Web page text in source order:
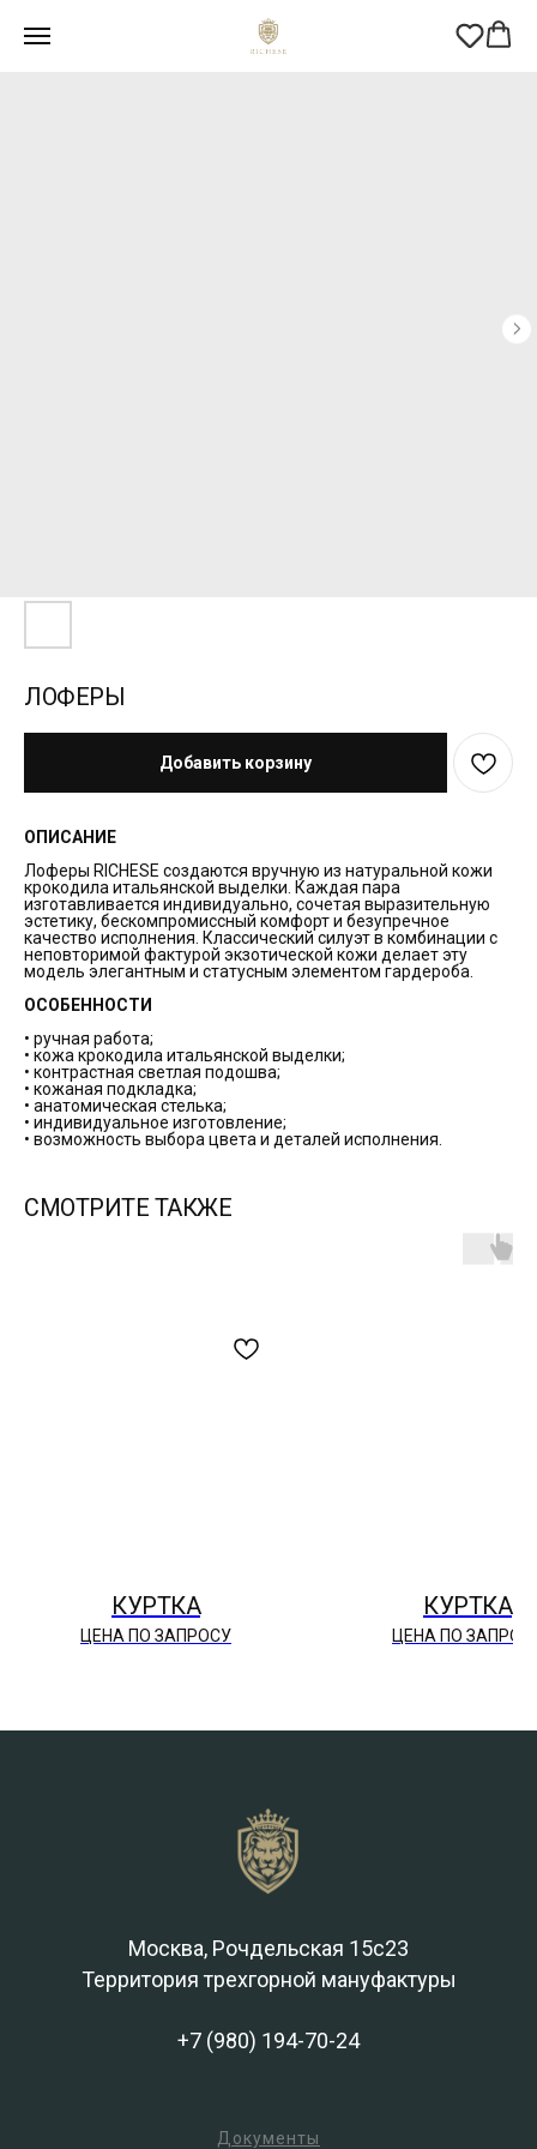
ЛОФЕРЫ
Добавить корзину
ОПИСАНИЕ
Лоферы RICHESE создаются вручную из натуральной кожи
крокодила итальянской выделки. Каждая пара
изготавливается индивидуально, сочетая выразительную
эстетику, бескомпромиссный комфорт и безупречное
качество исполнения. Классический силуэт в комбинации с
неповторимой фактурой экзотической кожи делает эту
модель элегантным и статусным элементом гардероба.
ОСОБЕННОСТИ
• ручная работа;
• кожа крокодила итальянской выделки;
• контрастная светлая подошва;
• кожаная подкладка;
• анатомическая стелька;
• индивидуальное изготовление;
• возможность выбора цвета и деталей исполнения.
СМОТРИТЕ ТАКЖЕ
КУРТКА
ЦЕНА ПО ЗАПРОСУ
КУРТКА
ЦЕНА ПО
Москва, Рочдельская 15с23
Территория трехгорной мануфактуры
+7 (980) 194-70-24
Документы